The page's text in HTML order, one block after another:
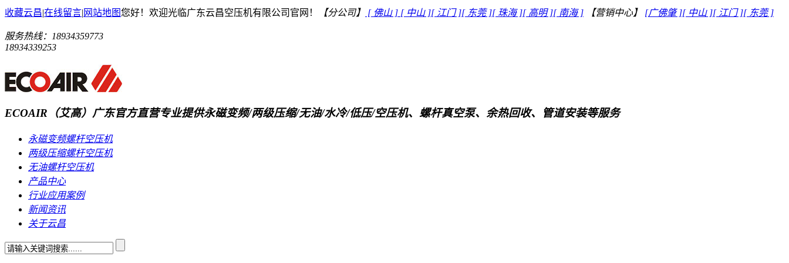
收藏云昌|在线留言| 网站地图您好！欢迎光临广东云昌空压机有限公司官网！ 【分公司】 [ 佛山 ] [ 中山 ][ 江门 ][ 东莞 ][ 珠海 ][ 高明 ][ 南海 ] 【营销中心】 [广佛肇 ][ 中山 ][ 江门 ][ 东莞 ]
服务热线： 18934359773
18934339253
ECOAIR（艾高）广东官方直营专业提供永磁变频/两级压缩/无油/水冷/低压/空压机、螺杆真空泵、余热回收、管道安装等服务
永磁变频螺杆空压机
两级压缩螺杆空压机
无油螺杆空压机
产品中心
行业应用案例
新闻资讯
关于云昌